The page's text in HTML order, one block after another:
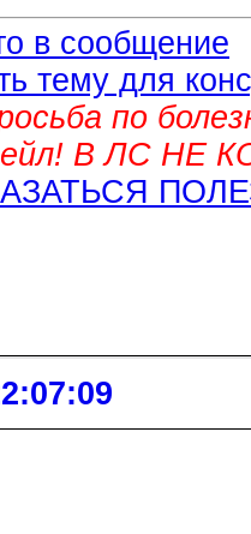
в сообщение
тему для
по
В ЛС НЕ